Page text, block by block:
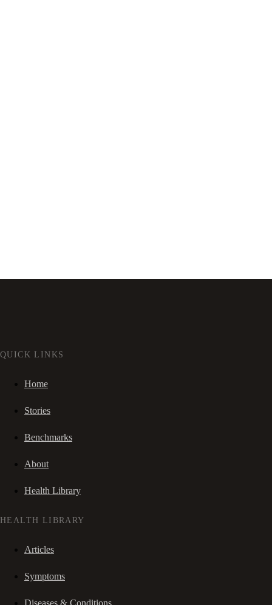
QUICK LINKS
Home
Stories
Benchmarks
About
Health Library
HEALTH LIBRARY
Articles
Symptoms
Diseases & Conditions